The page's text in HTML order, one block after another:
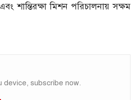
শান্তিরক্ষা মিশন পরিচালনায় সক্ষম
subscribe now.